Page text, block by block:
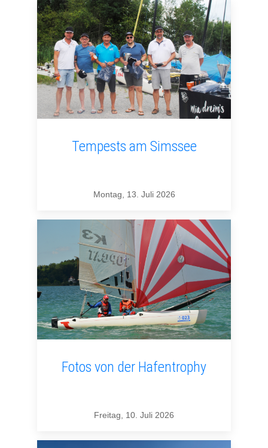
Tempests am Simssee
Montag, 13. Juli 2026
Fotos von der Hafentrophy
Freitag, 10. Juli 2026